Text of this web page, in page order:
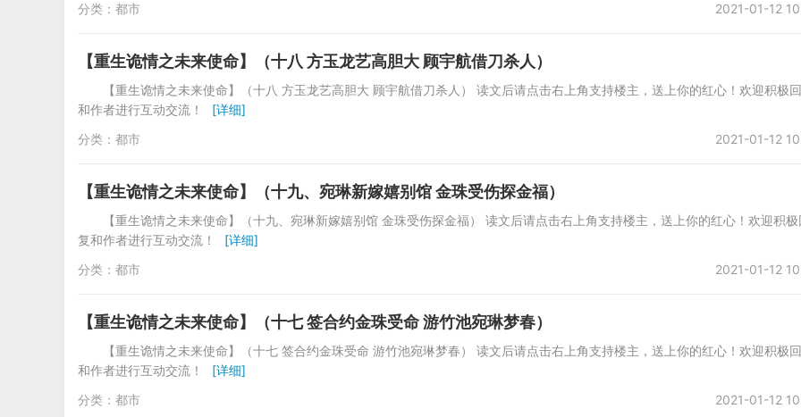
2021-01-12
分类： 都市
【重生诡情之未来使命】（十八 方玉龙艺高胆大 顾宇航借刀杀人）
【重生诡情之未来使命】（十八 方玉龙艺高胆大 顾宇航借刀杀人） 读文后请点击右上角支持楼主，送上你的红心！欢迎积极
和作者进行互动交流！
[详细]
2021-01-12
分类： 都市
【重生诡情之未来使命】（十九、宛琳新嫁嬉别馆 金珠受伤探金福）
【重生诡情之未来使命】（十九、宛琳新嫁嬉别馆 金珠受伤探金福） 读文后请点击右上角支持楼主，送上你的红心！欢迎积极
复和作者进行互动交流！
[详细]
2021-01-12
分类： 都市
【重生诡情之未来使命】（十七 签合约金珠受命 游竹池宛琳梦春）
【重生诡情之未来使命】（十七 签合约金珠受命 游竹池宛琳梦春） 读文后请点击右上角支持楼主，送上你的红心！欢迎积极
和作者进行互动交流！
[详细]
2021-01-12
分类： 都市